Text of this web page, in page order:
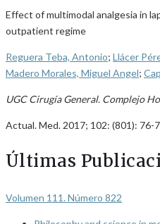
Effect of multimodal analgesia in
outpatient regime
Reguera Teba, Antonio; Llácer
Madero Morales, Miguel Angel;
UGC Cirugía General. Complejo
Actual. Med. 2017; 102: (801): 76-
Últimas
Volumen 111. Número 822